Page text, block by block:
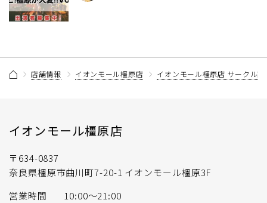
店舗情報 イオンモール橿原店 イオンモール橿原店 サークル
イオンモール橿原店
〒634-0837
奈良県橿原市曲川町7-20-1 イオンモール橿原3F
営業時間
10:00～21:00